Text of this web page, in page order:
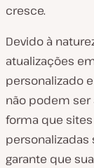
cresce.
Devido à
atualizações
personalizado
não podem
forma que
personalizadas
garante que